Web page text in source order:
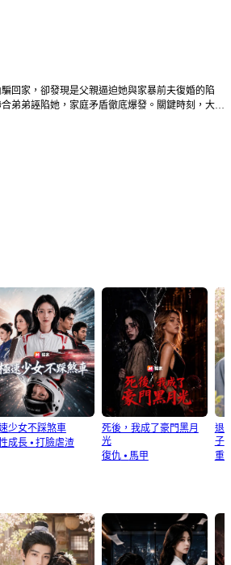
回家，卻發現是父親逼迫她與家暴前夫復婚的陷
弟弟誣陷她，家庭矛盾徹底爆發。關鍵時刻，大養
露了前夫和弟弟的惡行。面對如此惡劣的家人，張
如何保護母親？
少女不踩煞車
成長⦁ 打臉虐渣
死後，我成了豪門黑月
光
復仇⦁ 馬甲
退
子
重